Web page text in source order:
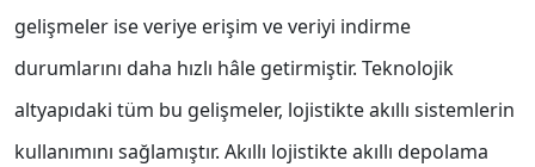
gelişmeler ise veriye erişim ve veriyi indirme
durumlarını daha hızlı hâle getirmiştir. Teknolojik
altyapıdaki tüm bu gelişmeler, lojistikte akıllı sistemlerin
kullanımını sağlamıştır. Akıllı lojistikte akıllı depolama